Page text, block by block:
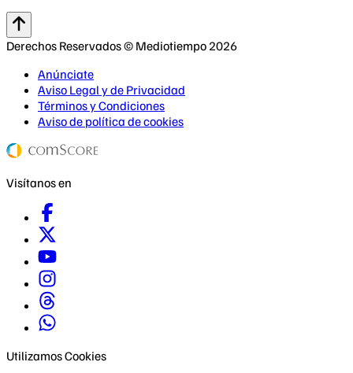
Derechos Reservados © Mediotiempo 2026
Anúnciate
Aviso Legal y de Privacidad
Términos y Condiciones
Aviso de política de cookies
Visítanos en
Utilizamos Cookies